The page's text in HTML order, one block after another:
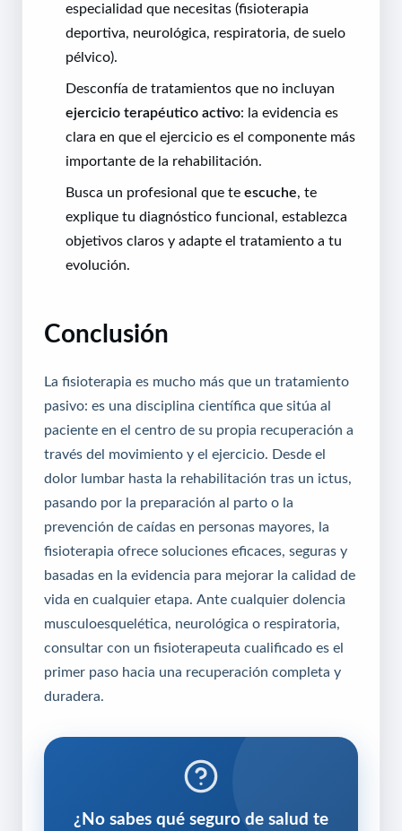
especialidad que necesitas (fisioterapia
deportiva, neurológica, respiratoria, de suelo
pélvico).
Desconfía de tratamientos que no incluyan
ejercicio terapéutico activo: la evidencia es
clara en que el ejercicio es el componente más
importante de la rehabilitación.
Busca un profesional que te escuche, te
explique tu diagnóstico funcional, establezca
objetivos claros y adapte el tratamiento a tu
evolución.
Conclusión
La fisioterapia es mucho más que un tratamiento
pasivo: es una disciplina científica que sitúa al
paciente en el centro de su propia recuperación a
través del movimiento y el ejercicio. Desde el
dolor lumbar hasta la rehabilitación tras un ictus,
pasando por la preparación al parto o la
prevención de caídas en personas mayores, la
fisioterapia ofrece soluciones eficaces, seguras y
basadas en la evidencia para mejorar la calidad de
vida en cualquier etapa. Ante cualquier dolencia
musculoesquelética, neurológica o respiratoria,
consultar con un fisioterapeuta cualificado es el
primer paso hacia una recuperación completa y
duradera.
¿No sabes qué seguro de salud te